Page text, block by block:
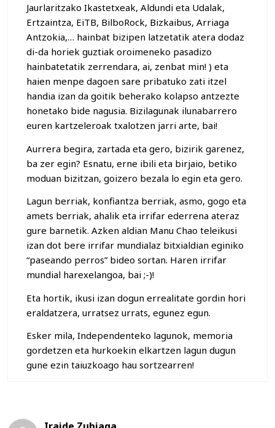
Jaurlaritzako Ikastetxeak, Aldundi eta Udalak,
Ertzaintza, EiTB, BilboRock, Bizkaibus, Arriaga
Antzokia,… hainbat bizipen latzetatik atera dodaz
di-da horiek guztiak oroimeneko pasadizo
hainbatetatik zerrendara, ai, zenbat min! ) eta
haien menpe dagoen sare pribatuko zati itzel
handia izan da goitik beherako kolapso antzezte
honetako bide nagusia. Bizilagunak ilunabarrero
euren kartzeleroak txalotzen jarri arte, bai!
Aurrera begira, zartada eta gero, bizirik garenez,
ba zer egin? Esnatu, erne ibili eta birjaio, betiko
moduan bizitzan, goizero bezala lo egin eta gero.
Lagun berriak, konfiantza berriak, asmo, gogo eta
amets berriak, ahalik eta irrifar ederrena ateraz
gure barnetik. Azken aldian Manu Chao teleikusi
izan dot bere irrifar mundialaz bitxialdian eginiko
“paseando perros” bideo sortan. Haren irrifar
mundial harexelangoa, bai ;-)!
Eta hortik, ikusi izan dogun errealitate gordin hori
eraldatzera, urratsez urrats, egunez egun.
Esker mila, Independenteko lagunok, memoria
gordetzen eta hurkoekin elkartzen lagun dugun
gune ezin taiuzkoago hau sortzearren!